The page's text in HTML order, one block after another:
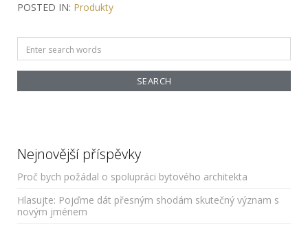
POSTED IN: Produkty
Search
for:
Nejnovější příspěvky
Proč bych požádal o spolupráci bytového architekta
Hlasujte: Pojďme dát přesným shodám skutečný význam s
novým jménem